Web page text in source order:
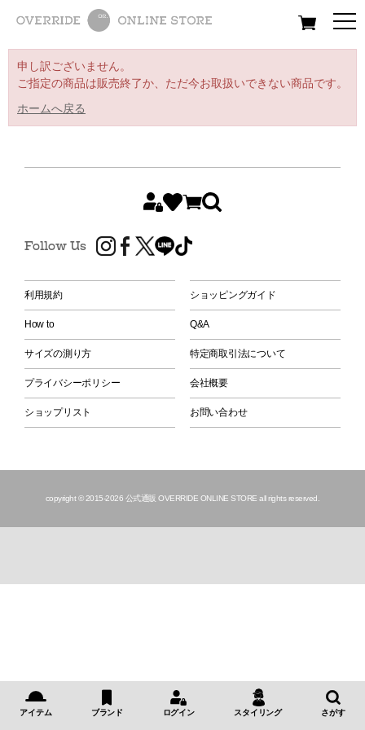
All Women Men
申し訳ございません。
ご指定の商品は販売終了か、ただ今お取扱いできない商品です。
ホームへ戻る
Follow Us
利用規約 ショッピングガイド
How to Q&A
サイズの測り方 特定商取引法について
プライバシーポリシー 会社概要
ショップリスト お問い合わせ
copyright © 2015-2026 公式通販 OVERRIDE ONLINE STORE all rights reserved.
アイテム ブランド ログイン スタイリング さがす